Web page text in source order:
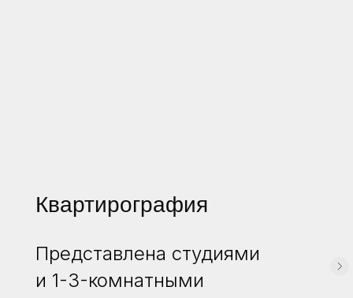
Квартирография
Представлена студиями
и 1-3-комнатными